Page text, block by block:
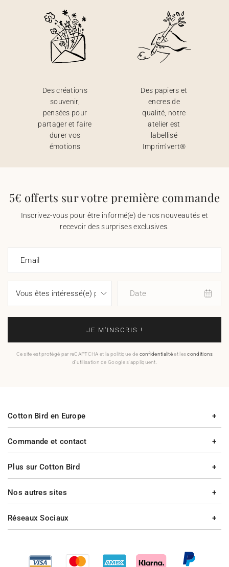
Des créations
souvenir,
pensées pour
partager et faire
durer vos
émotions
Des papiers et
encres de
qualité, notre
atelier est
labellisé
Imprim’vert®
5€ offerts sur votre première commande
Inscrivez-vous pour être informé(e) de nos nouveautés et
recevoir des surprises exclusives.
Email
Date
JE M'INSCRIS !
Ce site est protégé par reCAPTCHA et la politique de confidentialitéet lesconditions
d'utilisation de Google s'appliquent.
Commande et contact
Plus sur Cotton Bird
Cotton Bird en Europe
Nos autres sites
Réseaux Sociaux